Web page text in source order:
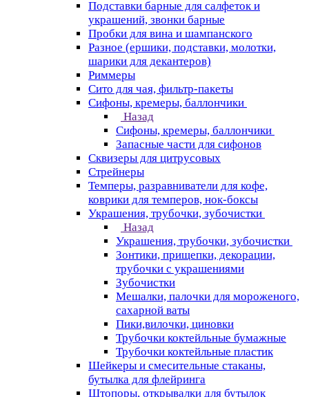
Подставки барные для салфеток и
украшений, звонки барные
Пробки для вина и шампанского
Разное (ершики, подставки, молотки,
шарики для декантеров)
Риммеры
Сито для чая, фильтр-пакеты
Сифоны, кремеры, баллончики
Назад
Сифоны, кремеры, баллончики
Запасные части для сифонов
Сквизеры для цитрусовых
Стрейнеры
Темперы, разравниватели для кофе,
коврики для темперов, нок-боксы
Украшения, трубочки, зубочистки
Назад
Украшения, трубочки, зубочистки
Зонтики, прищепки, декорации,
трубочки с украшениями
Зубочистки
Мешалки, палочки для мороженого,
сахарной ваты
Пики,вилочки, циновки
Трубочки коктейльные бумажные
Трубочки коктейльные пластик
Шейкеры и смесительные стаканы,
бутылка для флейринга
Штопоры, открывалки для бутылок